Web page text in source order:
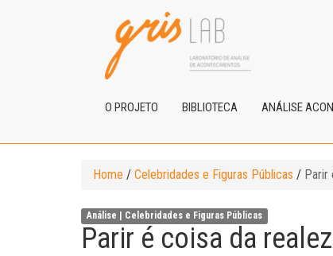
O PROJETO BIBLIOTECA ANÁLISE
Home / Celebridades e Figuras Públicas / Parir
Análise | Celebridades e Figuras Públicas
Parir é coisa da